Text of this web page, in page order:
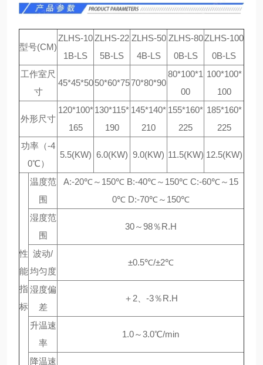
型号(CM)
ZLHS-10
1B-LS
ZLHS-22
5B-LS
ZLHS-50
4B-LS
ZLHS-80
0B-LS
ZLHS-100
0B-LS
工作室尺
寸
45*45*50 50*60*7570*80*90
80*100*1
00
100*100*
100
外形尺寸
120*100*
165
130*115*
190
145*140*
210
155*160*
225
185*160*
225
功率（-4
0℃）
5.5(KW) 6.0(KW) 9.0(KW) 11.5(KW) 12.5(KW)
性
能
指
标
温度范
围
A:-20℃～150℃ B:-40℃～150℃ C:-60℃～15
0℃ D:-70℃～150℃
湿度范
围
30～98％R.H
波动/
均匀度
±0.5℃/±2℃
湿度偏
差
＋2、-3％R.H
升温速
率
1.0～3.0℃/min
降温速